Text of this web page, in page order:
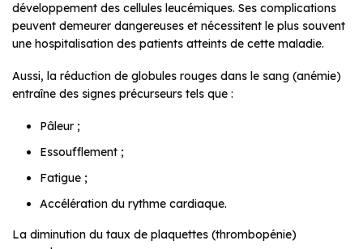
développement des cellules leucémiques. Ses complications
peuvent demeurer dangereuses et nécessitent le plus souvent
une hospitalisation des patients atteints de cette maladie.
Aussi, la réduction de globules rouges dans le sang (anémie)
entraîne des signes précurseurs tels que :
Pâleur ;
Essoufflement ;
Fatigue ;
Accélération du rythme cardiaque.
La diminution du taux de plaquettes (thrombopénie)